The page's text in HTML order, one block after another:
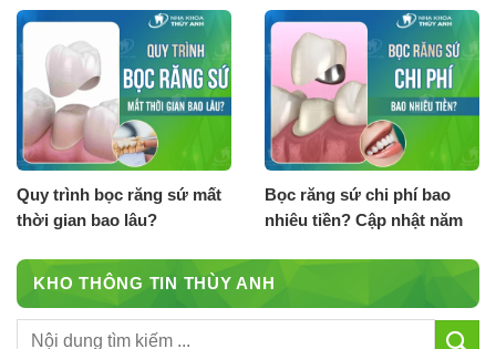
Quy trình bọc răng sứ mất
thời gian bao lâu?
Bọc răng sứ chi phí bao
nhiêu tiền? Cập nhật năm
KHO THÔNG TIN THÙY ANH